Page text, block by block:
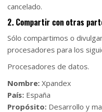
cancelado.
2. Compartir con otras
Sólo compartimos o
procesadores para los
Procesadores de datos.
Nombre: Xpandex
País: España
Propósito: Desarrollo y